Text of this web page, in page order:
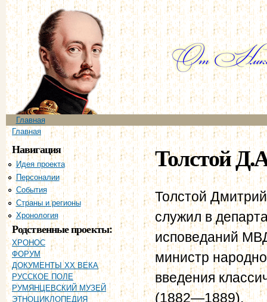
Главное меню
Главная
Вы здесь
Главная
Навигация
Идея проекта
Персоналии
События
Страны и регионы
Хронология
Родственные проекты:
ХРОНОС
ФОРУМ
ДОКУМЕНТЫ XX ВЕКА
РУССКОЕ ПОЛЕ
РУМЯНЦЕВСКИЙ МУЗЕЙ
ЭТНОЦИКЛОПЕДИЯ
Толстой
Толстой
служил в
исповеданий
министр
введения
(1882—1889).